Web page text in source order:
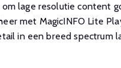
lage resolutie content
met MagicINFO Lite
in een breed spectrum